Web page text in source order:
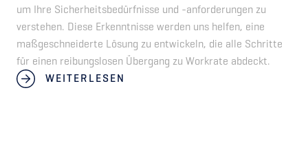
um Ihre Sicherheitsbedürfnisse und -anforderungen zu
verstehen. Diese Erkenntnisse werden uns helfen, eine
maßgeschneiderte Lösung zu entwickeln, die alle Schritte
für einen reibungslosen Übergang zu Workrate abdeckt.
WEITERLESEN